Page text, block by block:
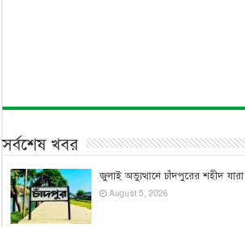
সর্বশেষ খবর
জুলাই অভ্যুত্থানে চাঁদপুরের শহীদ যারা
August 5, 2026